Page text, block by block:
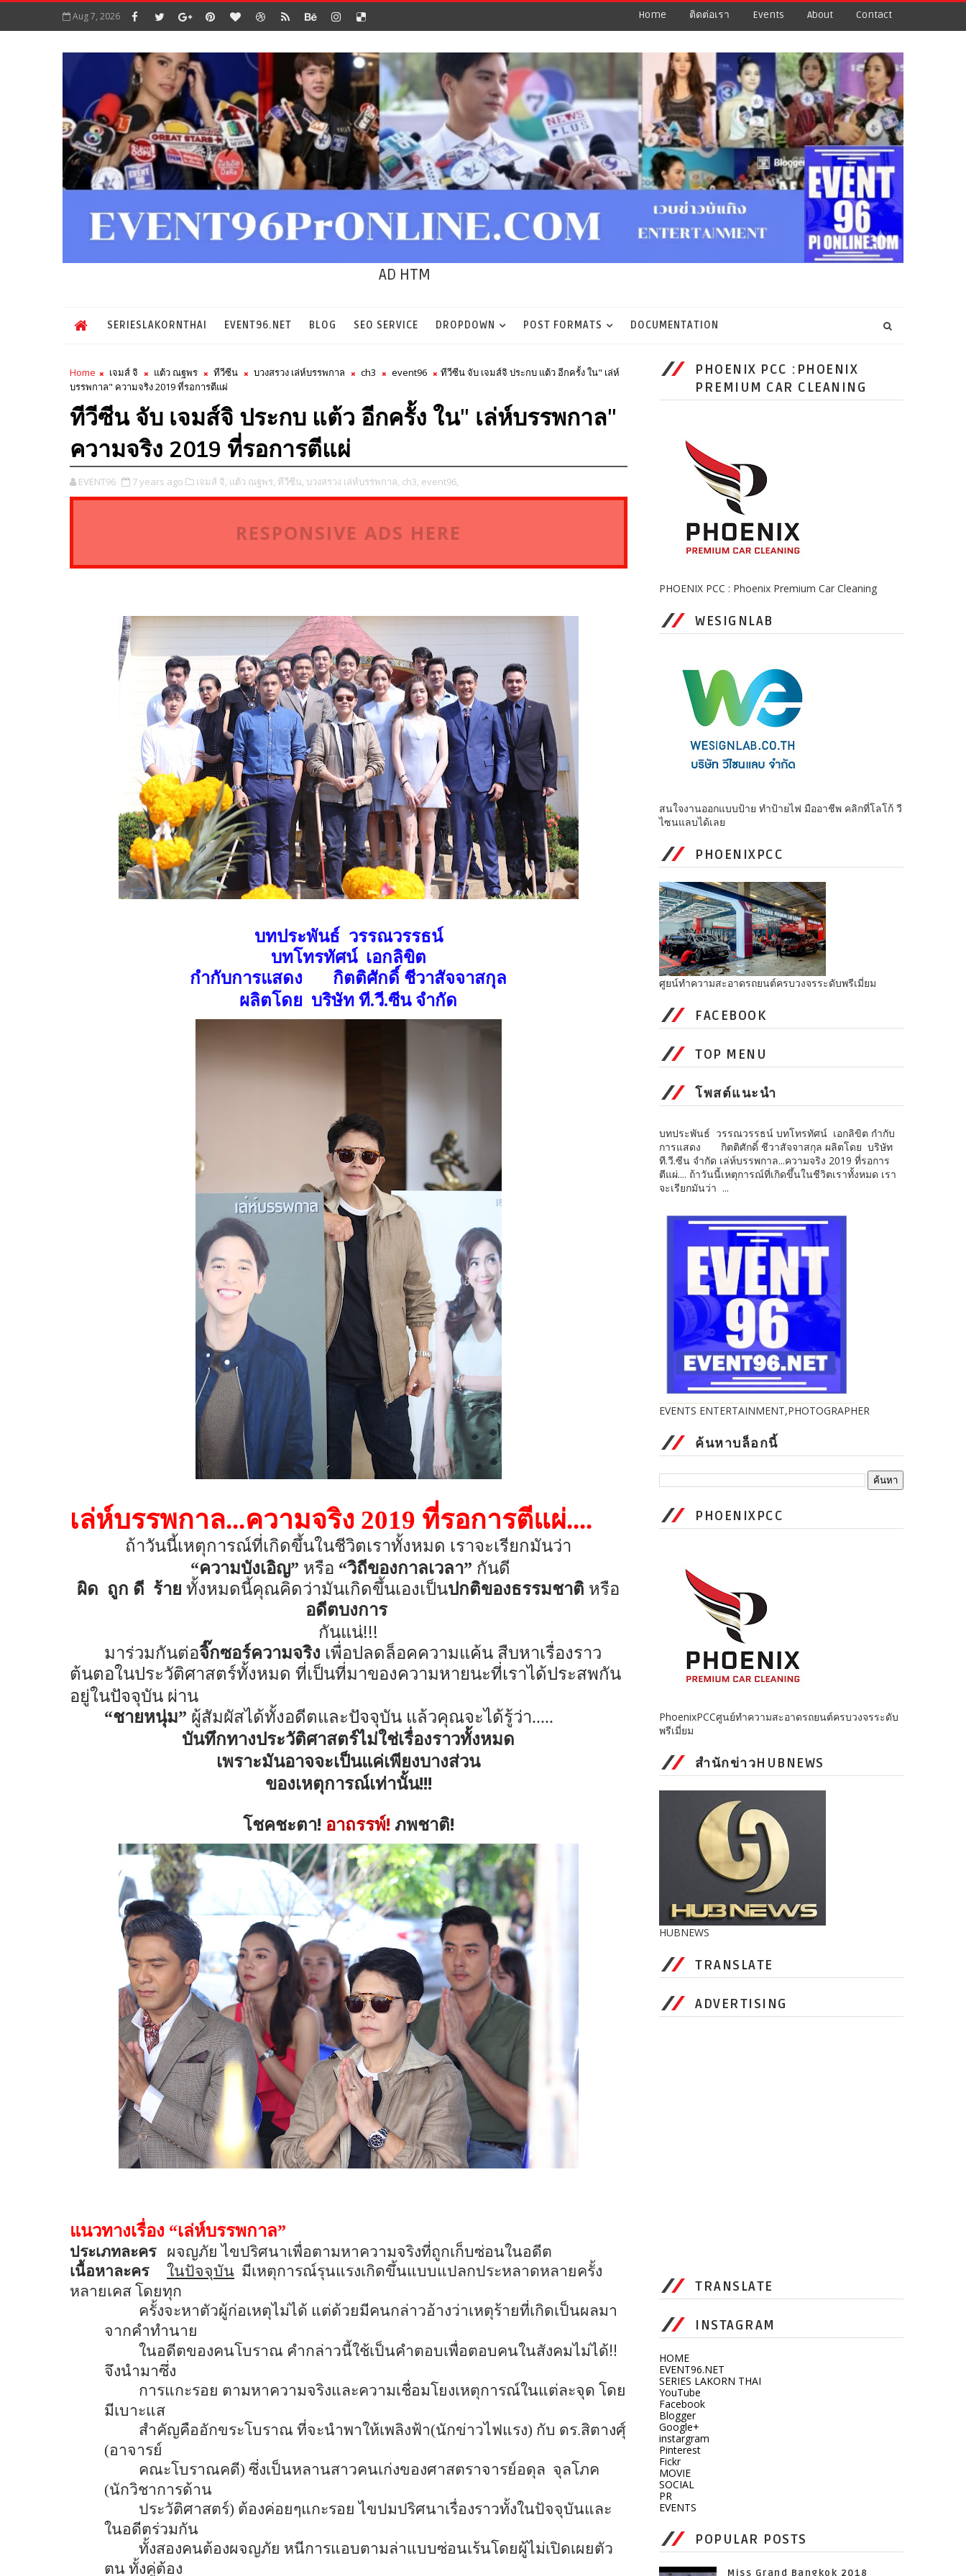
Aug 7, 2026 Home ติดต่อเรา Events About Contact
AD HTM
SERIESLAKORNTHAI EVENT96.NET BLOG SEO SERVICE DROPDOWN POST FORMATS DOCUMENTATION
Home เจมส์ จิ แต้ว ณฐพร ทีวีซีน บวงสรวง เล่ห์บรรพกาล ch3 event96
ทีวีซีน จับ เจมส์จิ ประกบ แต้ว อีกครั้ง ใน" เล่ห์
บรรพกาล" ความจริง 2019 ที่รอการตีแผ่
ทีวีซีน จับ เจมส์จิ ประกบ แต้ว อีกครั้ง ใน" เล่ห์บรรพกาล"
ความจริง 2019 ที่รอการตีแผ่
EVENT96 7 years ago เจมส์ จิ, แต้ว ณฐพร, ทีวีซีน, บวงสรวง เล่ห์บรรพกาล, ch3, event96,
RESPONSIVE ADS HERE
บทประพันธ์ วรรณวรรธน์
บทโทรทัศน์ เอกลิขิต
กำกับการแสดง
กิตติศักดิ์ ชีวาสัจจาสกุล
ผลิตโดย บริษัท ที.วี.ซีน จำกัด
เล่ห์บรรพกาล...ความจริง 2019 ที่รอการตีแผ่....
ถ้าวันนี้เหตุการณ์ที่เกิดขึ้นในชีวิตเราทั้งหมด เราจะเรียกมันว่า
“ความบังเอิญ” หรือ “วิถีของกาลเวลา” กันดี
ผิด ถูก ดี ร้าย ทั้งหมดนี้คุณคิดว่ามันเกิดขึ้นเองเป็นปกติของธรรมชาติ หรือ
อดีตบงการ
กันแน่!!!
มาร่วมกันต่อจิ๊กซอร์ความจริง เพื่อปลดล็อคความแค้น สืบหาเรื่องราว
ต้นตอในประวัติศาสตร์ทั้งหมด ที่เป็นที่มาของความหายนะที่เราได้ประสพกัน
อยู่ในปัจจุบัน ผ่าน
“ชายหนุ่ม” ผู้สัมผัสได้ทั้งอดีตและปัจจุบัน แล้วคุณจะได้รู้ว่า.....
บันทึกทางประวัติศาสตร์ไม่ใช่เรื่องราวทั้งหมด
เพราะมันอาจจะเป็นแค่เพียงบางส่วน
ของเหตุการณ์เท่านั้น!!!
โชคชะตา! อาถรรพ์! ภพชาติ!
แนวทางเรื่อง “เล่ห์บรรพกาล”
ประเภทละคร ผจญภัยไขปริศนาเพื่อตามหาความจริงที่ถูกเก็บซ่อนในอดีต
เนื้อหาละคร
ในปัจจุบัน มีเหตุการณ์รุนแรงเกิดขึ้นแบบแปลกประหลาดหลายครั้ง
หลายเคส โดยทุก
ครั้งจะหาตัวผู้ก่อเหตุไม่ได้ แต่ด้วยมีคนกล่าวอ้างว่าเหตุร้ายที่เกิดเป็นผลมา
จากคำทำนาย
ในอดีตของคนโบราณ คำกล่าวนี้ใช้เป็นคำตอบเพื่อตอบคนในสังคมไม่ได้!!
จึงนำมาซึ่ง
การแกะรอย ตามหาความจริงและความเชื่อมโยงเหตุการณ์ในแต่ละจุด โดย
มีเบาะแส
สำคัญคืออักขระโบราณ ที่จะนำพาให้เพลิงฟ้า(นักข่าวไฟแรง) กับ ดร.สิตางศุ์
(อาจารย์
คณะโบราณคดี) ซึ่งเป็นหลานสาวคนเก่งของศาสตราจารย์อดุล จุลโภค
(นักวิชาการด้าน
ประวัติศาสตร์) ต้องค่อยๆแกะรอย ไขปมปริศนาเรื่องราวทั้งในปัจจุบันและ
ในอดีตร่วมกัน
ทั้งสองคนต้องผจญภัย หนีการแอบตามล่าแบบซ่อนเร้นโดยผู้ไม่เปิดเผยตัว
ตน ทั้งคู่ต้อง
PHOENIX PCC :PHOENIX
PREMIUM CAR CLEANING
PHOENIX PCC : Phoenix Premium Car Cleaning
WESIGNLAB
สนใจงานออกแบบป้าย ทำป้ายไฟ มืออาชีพ คลิกที่โลโก้ วี
ไซนแลบได้เลย
PHOENIXPCC
ศูยน์ทำความสะอาดรถยนต์ครบวงจรระดับพรีเมี่ยม
FACEBOOK
TOP MENU
โพสต์แนะนำ
บทประพันธ์ วรรณวรรธน์ บทโทรทัศน์ เอกลิขิต กำกับ
การแสดง กิตติศักดิ์ ชีวาสัจจาสกุล ผลิตโดย บริษัท
ที.วี.ซีน จำกัด เล่ห์บรรพกาล...ความจริง 2019 ที่รอการ
ตีแผ่.... ถ้าวันนี้เหตุการณ์ที่เกิดขึ้นในชีวิตเราทั้งหมด เรา
จะเรียกมันว่า ...
EVENTS ENTERTAINMENT,PHOTOGRAPHER
ค้นหาบล็อกนี้
PHOENIXPCC
PhoenixPCCศูนย์ทำความสะอาดรถยนต์ครบวงจรระดับ
พรีเมี่ยม
สำนักข่าวHUBNEWS
HUBNEWS
TRANSLATE
ADVERTISING
TRANSLATE
INSTAGRAM
HOME
EVENT96.NET
SERIES LAKORN THAI
YouTube
Facebook
Blogger
Google+
instargram
Pinterest
Fickr
MOVIE
SOCIAL
PR
EVENTS
POPULAR POSTS
Miss Grand Bangkok 2018